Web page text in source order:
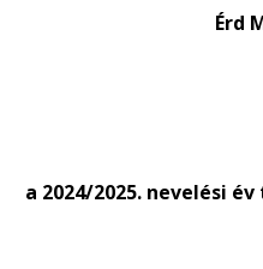
Érd
a 2024/2025. nevelési